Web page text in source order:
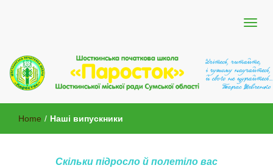
Шосткинська початкова школа
"Паросток"
Home / Наші випускники
Скільки підросло й полетіло вас